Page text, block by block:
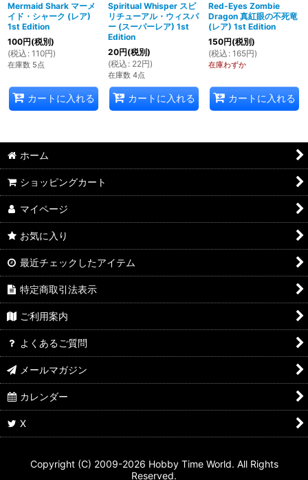
Mermaid Shark マーメ
イド・シャーク (レア)
1st Edition
100円(税別)
(税込 : 110円)
在庫数 5点
カートに入れる
Spiritual Whisper スピ
リチューアル・ウィスパ
ー (スーパーレア) 1st
Edition
20円(税別)
(税込 : 22円)
在庫数 4点
カートに入れる
Red-Eyes Zombie
Dragon 真紅眼の不死竜
(レア) 1st Edition
150円(税別)
(税込 : 165円)
在庫わずか
カートに入れる
ホーム
ショッピングカート
マイページ
お気に入り
最近チェックしたアイテム
特定商取引法表示
ご利用案内
よくあるご質問
メールマガジン
カレンダー
X
Copyright (C) 2009-2026 Hobby Time World. All Rights
Reserved.